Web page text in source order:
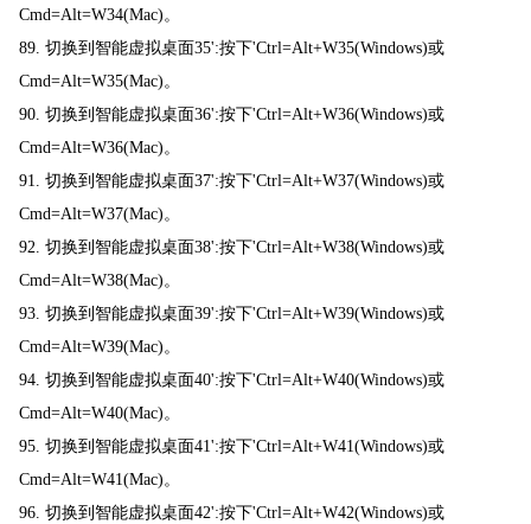
Cmd=Alt=W34(Mac)。
89. 切换到智能虚拟桌面35':按下'Ctrl=Alt+W35(Windows)或
Cmd=Alt=W35(Mac)。
90. 切换到智能虚拟桌面36':按下'Ctrl=Alt+W36(Windows)或
Cmd=Alt=W36(Mac)。
91. 切换到智能虚拟桌面37':按下'Ctrl=Alt+W37(Windows)或
Cmd=Alt=W37(Mac)。
92. 切换到智能虚拟桌面38':按下'Ctrl=Alt+W38(Windows)或
Cmd=Alt=W38(Mac)。
93. 切换到智能虚拟桌面39':按下'Ctrl=Alt+W39(Windows)或
Cmd=Alt=W39(Mac)。
94. 切换到智能虚拟桌面40':按下'Ctrl=Alt+W40(Windows)或
Cmd=Alt=W40(Mac)。
95. 切换到智能虚拟桌面41':按下'Ctrl=Alt+W41(Windows)或
Cmd=Alt=W41(Mac)。
96. 切换到智能虚拟桌面42':按下'Ctrl=Alt+W42(Windows)或